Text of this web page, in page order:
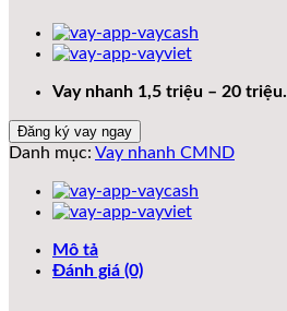
Vay nhanh 1,5 triệu – 20 triệu.
Đăng ký vay ngay
Danh mục: Vay nhanh CMND
Mô tả
Đánh giá (0)